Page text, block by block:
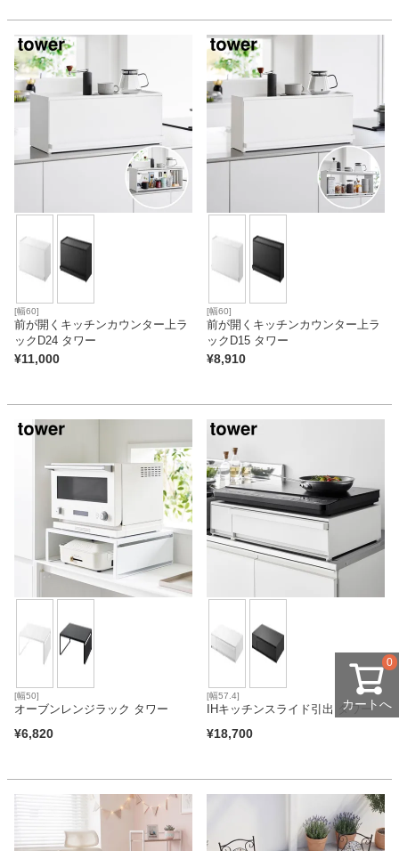
[幅60]
前が開くキッチンカウンター上ラ
ックD24 タワー
¥11,000
[幅60]
前が開くキッチンカウンター上ラ
ックD15 タワー
¥8,910
[幅50]
オーブンレンジラック タワー
¥6,820
[幅57.4]
IHキッチンスライド引出 タワー
¥18,700
カートへ
0